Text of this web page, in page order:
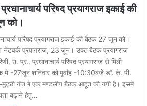
परिषद प्रयागराज इकाई की
को।
परिषद प्रयागराज इकाई की बैठक 27 जून को।
नेटवर्क प्रयागराज, 23 जून। उक्त बैठक प्रयागराज
उ. प्र., प्रधानाचार्य परिषद प्रयागराज से मिली
-27जून शनिवार को पूर्वांह -10:30बजे डॉ. के. पी.
गंज मे एक मण्डलीय बैठक आहूत की गयी है। इसमे
बढ़ाने हेतु…